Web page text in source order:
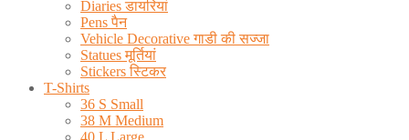
Diaries डायरियां
Pens पैन
Vehicle Decorative गाडी की सज्जा
Statues मूर्तियां
Stickers स्टिकर
T-Shirts
36 S Small
38 M Medium
40 L Large